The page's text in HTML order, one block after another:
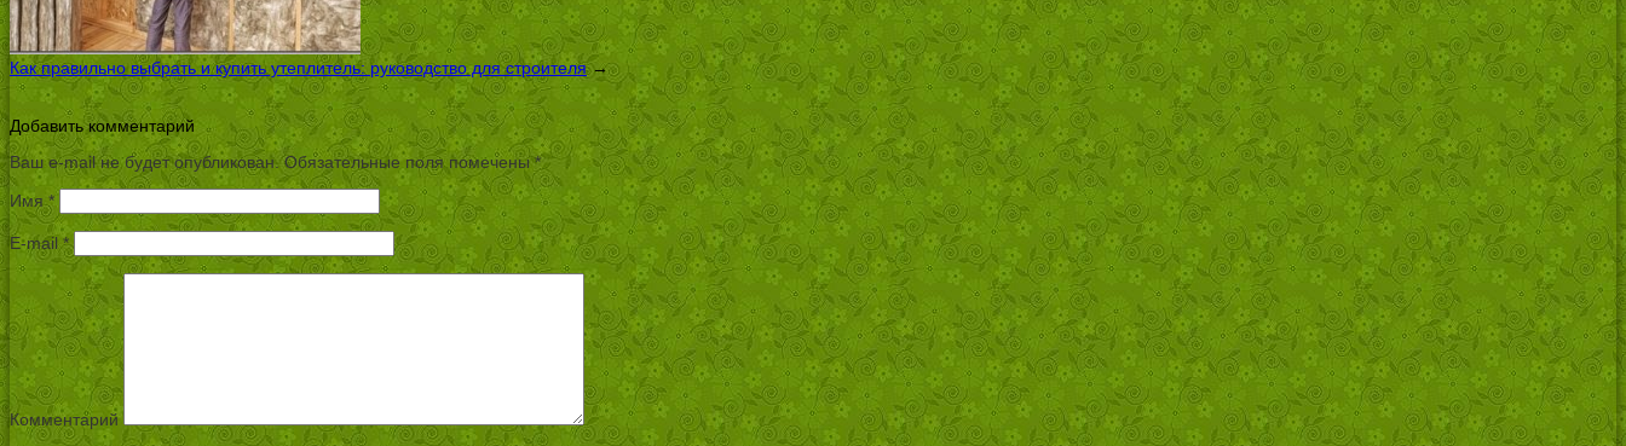
Как правильно выбрать и купить утеплитель: руководство для строителя→
Добавить комментарий
Ваш e-mail не будет опубликован.Обязательные поля помечены*
Имя*
E-mail*
Комментарий